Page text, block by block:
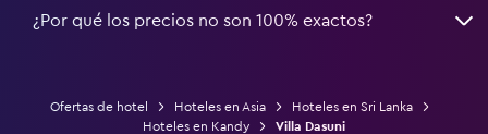
¿Por qué los precios no son 100% exactos?
Ofertas de hotel Hoteles en Asia
Hoteles en Sri Lanka
Hoteles en Kandy
Villa Dasuni